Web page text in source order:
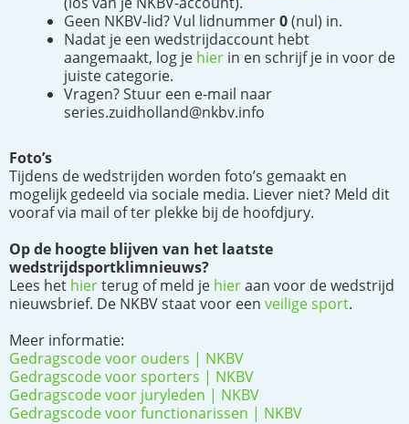
Geen NKBV-lid? Vul lidnummer0(nul) in.
Nadat je een wedstrijdaccount hebt
aangemaakt, log je hier in en schrijf je in voor de
juiste categorie.
Vragen? Stuur een e-mail naar
series.zuidholland@nkbv.info
Foto’s
Tijdens de wedstrijden worden foto’s gemaakt en
mogelijk gedeeld via sociale media. Liever niet? Meld dit
vooraf via mail of ter plekke bij de hoofdjury.
Op de hoogte blijven van het laatste
wedstrijdsportklimnieuws?
Lees het hierterug of meld je hieraan voor de wedstrijd
nieuwsbrief. De NKBV staat voor een veilige sport.
Meer informatie:
Gedragscode voor ouders | NKBV
Gedragscode voor sporters | NKBV
Gedragscode voor juryleden | NKBV
Gedragscode voor functionarissen | NKBV